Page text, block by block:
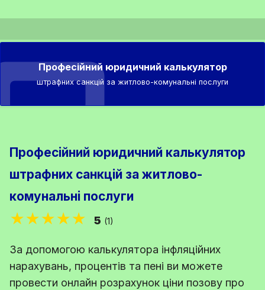
Професійний юридичний калькулятор
штрафних санкцій за житлово-комунальні послуги
Професійний юридичний калькулятор
штрафних санкцій за житлово-
комунальні послуги
★★★★★ 5 (1)
За допомогою калькулятора інфляційних
нарахувань, процентів та пені ви можете
провести онлайн розрахунок ціни позову про